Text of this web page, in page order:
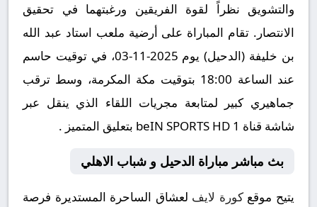
والتشويق نظراً لقوة الفريقين ورغبتهما في تحقيق
الانتصار. تقام المباراة على أرضية ملعب استاد عبد الله
بن خليفة (الدحيل) يوم 2025-11-03، في توقيت حاسم
عند الساعة 18:00 بتوقيت مكة المكرمة، وسط ترقب
جماهيري كبير لمتابعة مجريات اللقاء الذي ينقل عبر
شاشة قناة beIN SPORTS HD 1 بتعليق المتميز .
بث مباشر مباراة الدحيل و شباب الاهلي
يتيح موقعكورة لايف لعشاق الساحرة المستديرة فرصة